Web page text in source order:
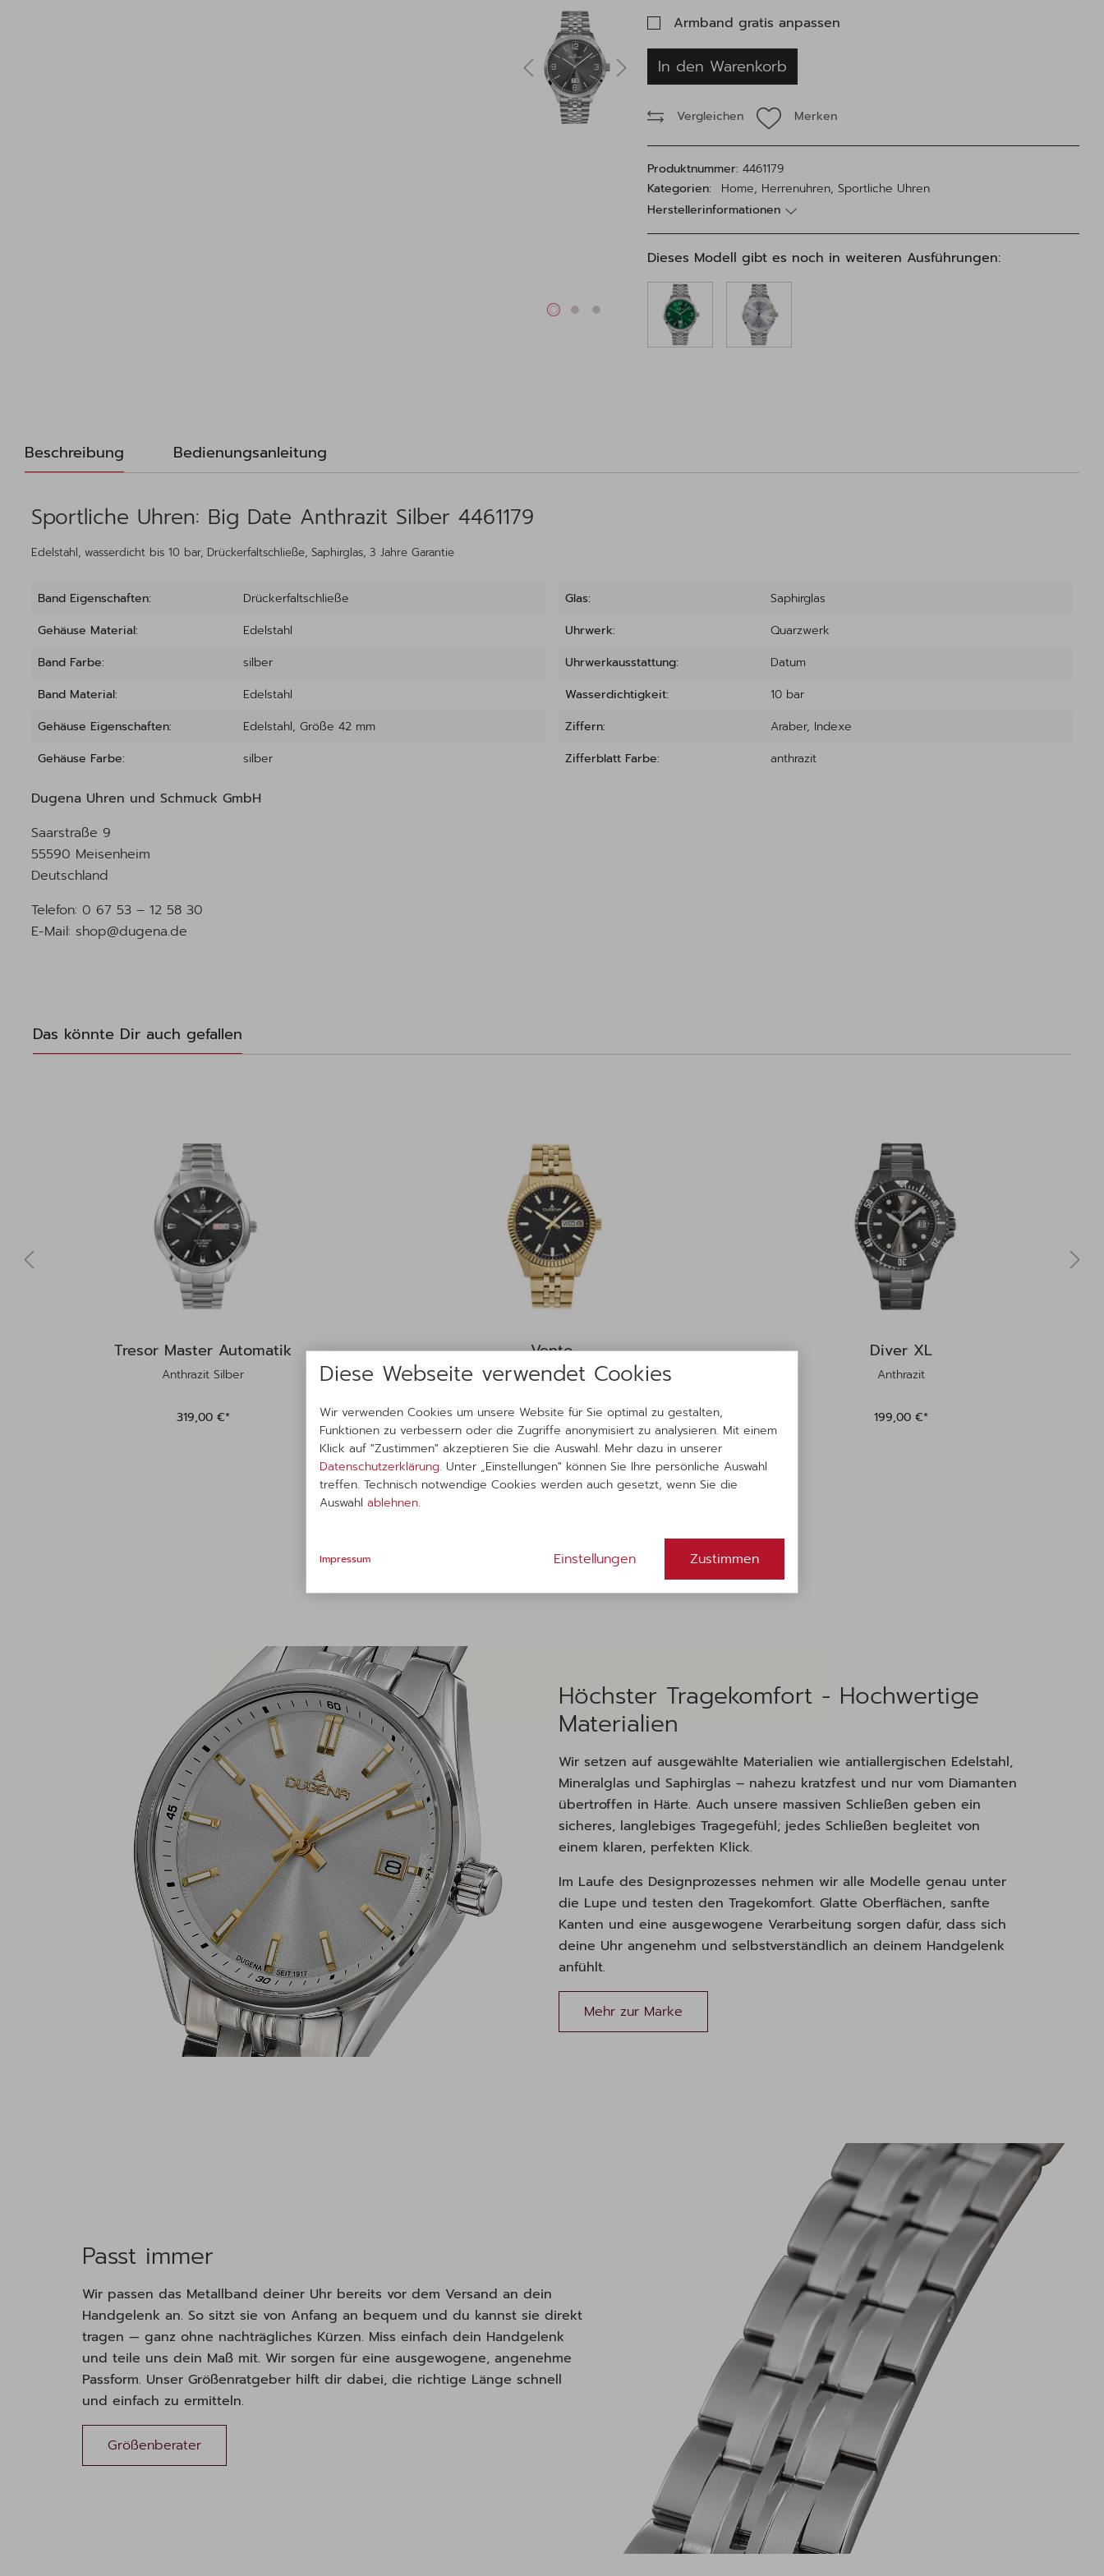
Armband gratis anpassen
In den Warenkorb
Vergleichen Merken
Produktnummer: 4461179
Kategorien:
Home, Herrenuhren, Sportliche Uhren
Herstellerinformationen
Dieses Modell gibt es noch in weiteren Ausführungen:
Beschreibung Bedienungsanleitung
Sportliche Uhren: Big Date Anthrazit Silber 4461179
Edelstahl, wasserdicht bis 10 bar, Drückerfaltschließe, Saphirglas, 3 Jahre Garantie
Band Eigenschaften:
Drückerfaltschließe
Gehäuse Material:
Edelstahl
Band Farbe:
silber
Band Material:
Edelstahl
Gehäuse Eigenschaften:
Edelstahl, Größe 42 mm
Gehäuse Farbe:
silber
Glas:
Saphirglas
Uhrwerk:
Quarzwerk
Uhrwerkausstattung:
Datum
Wasserdichtigkeit:
10 bar
Ziffern:
Araber, Indexe
Zifferblatt Farbe:
anthrazit
Dugena Uhren und Schmuck GmbH
Saarstraße 9
55590 Meisenheim
Deutschland
Telefon: 0 67 53 – 12 58 30
E-Mail: shop@dugena.de
Das könnte Dir auch gefallen
Tresor Master Automatik
Anthrazit Silber
319,00 €*
Vento
Schwarz Gold
189,00 €*
Diver XL
Anthrazit
199,00 €*
Höchster Tragekomfort - Hochwertige
Materialien
Wir setzen auf ausgewählte Materialien wie antiallergischen Edelstahl,
Mineralglas und Saphirglas – nahezu kratzfest und nur vom Diamanten
übertroffen in Härte. Auch unsere massiven Schließen geben ein
sicheres, langlebiges Tragegefühl; jedes Schließen begleitet von
einem klaren, perfekten Klick.
Im Laufe des Designprozesses nehmen wir alle Modelle genau unter
die Lupe und testen den Tragekomfort. Glatte Oberflächen, sanfte
Kanten und eine ausgewogene Verarbeitung sorgen dafür, dass sich
deine Uhr angenehm und selbstverständlich an deinem Handgelenk
anfühlt.
Mehr zur Marke
Passt immer
Wir passen das Metallband deiner Uhr bereits vor dem Versand an dein
Handgelenk an. So sitzt sie von Anfang an bequem und du kannst sie direkt
tragen — ganz ohne nachträgliches Kürzen. Miss einfach dein Handgelenk
und teile uns dein Maß mit. Wir sorgen für eine ausgewogene, angenehme
Passform. Unser Größenratgeber hilft dir dabei, die richtige Länge schnell
und einfach zu ermitteln.
Größenberater
Diese Webseite verwendet Cookies
Wir verwenden Cookies um unsere Website für Sie optimal zu gestalten,
Funktionen zu verbessern oder die Zugriffe anonymisiert zu analysieren. Mit einem
Klick auf "Zustimmen" akzeptieren Sie die Auswahl. Mehr dazu in unserer
Datenschutzerklärung. Unter „Einstellungen" können Sie Ihre persönliche Auswahl
treffen. Technisch notwendige Cookies werden auch gesetzt, wenn Sie die
Auswahl ablehnen.
Impressum Einstellungen Zustimmen